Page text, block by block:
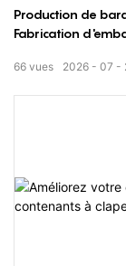
Production de
Fabrication
2026 07
66 vues